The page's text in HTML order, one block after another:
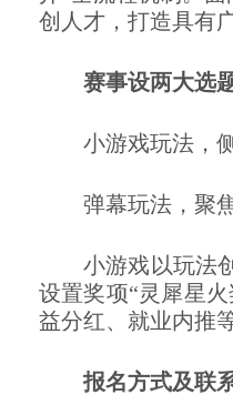
创人才，打造具有
赛事设两大选
小游戏玩法 ，
弹幕玩法 ， 聚
小游戏以玩法
设置奖项“灵犀星
益分红、就业内推
报名方式及联